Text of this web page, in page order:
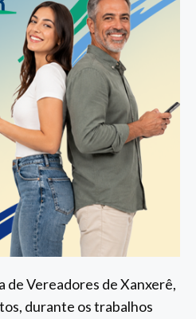
de Vereadores de Xanxerê,
durante os trabalhos